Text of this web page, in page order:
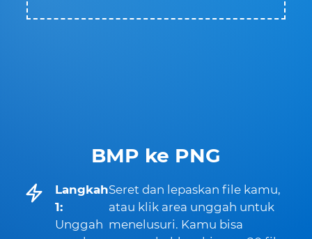
BMP ke PNG
Langkah
1:
Unggah
Seret dan lepaskan file kamu,
atau klik area unggah untuk
menelusuri. Kamu bisa